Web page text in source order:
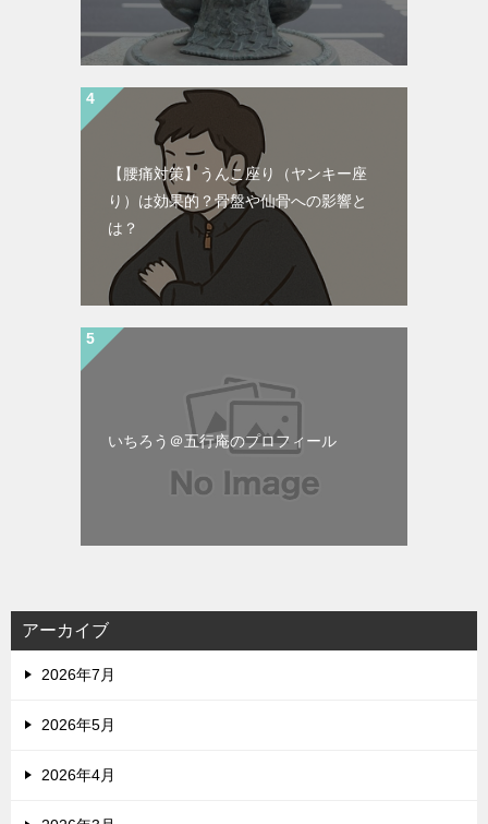
【腰痛対策】うんこ座り（ヤンキー座
り）は効果的？骨盤や仙骨への影響と
は？
いちろう＠五行庵のプロフィール
アーカイブ
2026年7月
2026年5月
2026年4月